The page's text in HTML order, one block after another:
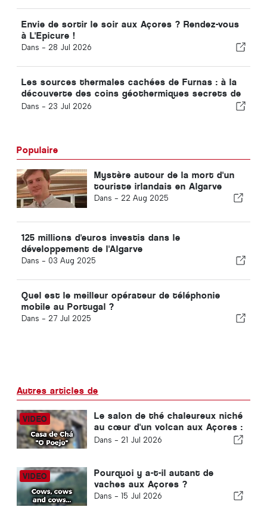
Envie de sortir le soir aux Açores ? Rendez-vous
à L'Epicure !
Dans - 28 Jul 2026
Les sources thermales cachées de Furnas : à la
découverte des coins géothermiques secrets de
São Miguel
Dans - 23 Jul 2026
Populaire
Mystère autour de la mort d'un
touriste irlandais en Algarve
Dans - 22 Aug 2025
125 millions d'euros investis dans le
développement de l'Algarve
Dans - 03 Aug 2025
Quel est le meilleur opérateur de téléphonie
mobile au Portugal ?
Dans - 27 Jul 2025
Autres articles de
Le salon de thé chaleureux niché
au cœur d'un volcan aux Açores :
un lieu à ne pas manquer
Dans - 21 Jul 2026
Pourquoi y a-t-il autant de
vaches aux Açores ?
Dans - 15 Jul 2026